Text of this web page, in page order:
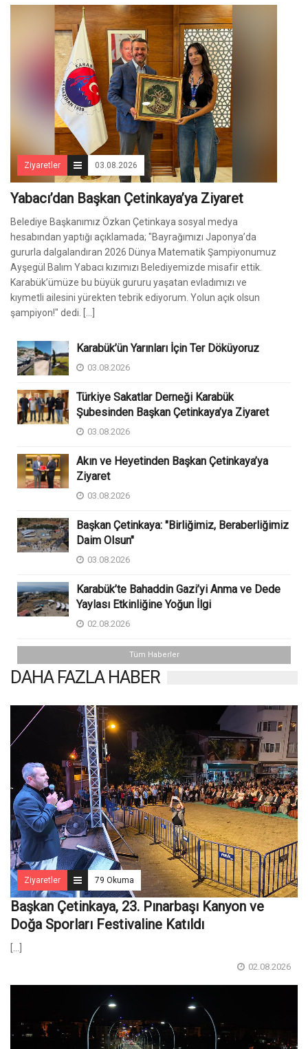
Ziyaretler 03.08.2026
Yabacı’dan Başkan Çetinkaya’ya Ziyaret
Belediye Başkanımız Özkan Çetinkaya sosyal medya
hesabından yaptığı açıklamada; "Bayrağımızı Japonya’da
gururla dalgalandıran 2026 Dünya Matematik Şampiyonumuz
Ayşegül Balım Yabacı kızımızı Belediyemizde misafir ettik.
Karabük’ümüze bu büyük gururu yaşatan evladımızı ve
kıymetli ailesini yürekten tebrik ediyorum. Yolun açık olsun
şampiyon!" dedi. [...]
Karabük’ün Yarınları İçin Ter Döküyoruz
03.08.2026
Türkiye Sakatlar Derneği Karabük
Şubesinden Başkan Çetinkaya’ya Ziyaret
03.08.2026
Akın ve Heyetinden Başkan Çetinkaya’ya
Ziyaret
03.08.2026
Başkan Çetinkaya: "Birliğimiz, Beraberliğimiz
Daim Olsun"
03.08.2026
Karabük’te Bahaddin Gazi’yi Anma ve Dede
Yaylası Etkinliğine Yoğun İlgi
02.08.2026
Tüm Haberler
DAHA FAZLA HABER
Ziyaretler 79 Okuma
Başkan Çetinkaya, 23. Pınarbaşı Kanyon ve
Doğa Sporları Festivaline Katıldı
02.08.2026